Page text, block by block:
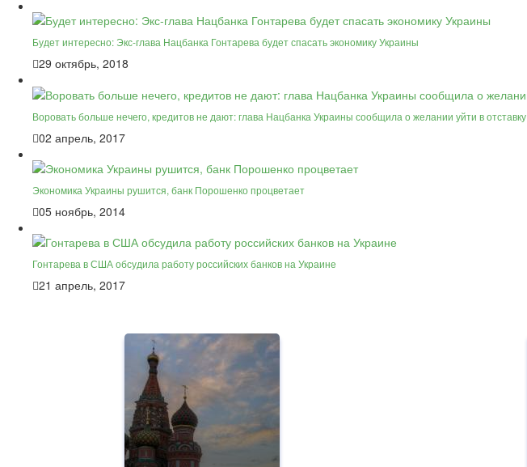
Будет интересно: Экс-глава Нацбанка Гонтарева будет спасать экономику Украины
29 октябрь, 2018
Воровать больше нечего, кредитов не дают: глава Нацбанка Украины сообщила о желании уйти в отставку
02 апрель, 2017
Экономика Украины рушится, банк Порошенко процветает
05 ноябрь, 2014
Гонтарева в США обсудила работу российских банков на Украине
21 апрель, 2017